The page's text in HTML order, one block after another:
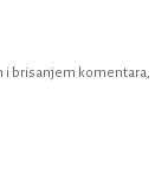
i brisanjem komentara,